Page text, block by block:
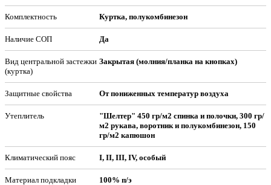
Комплектность Куртка, полукомбинезон
Наличие СОП Да
Вид центральной застежки
(куртка)
Закрытая (молния/планка на кнопках)
Защитные свойства От пониженных температур воздуха
Утеплитель
"Шелтер" 450 гр/м2 спинка и полочки, 300 гр/
м2 рукава, воротник и полукомбинезон, 150
гр/м2 капюшон
Климатический пояс I, II, III, IV, особый
Материал подкладки 100% п/э